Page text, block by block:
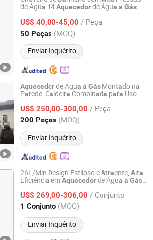
de Água 14Aquecedorde Água a Gás
US$ 40,00-45,00 / Peça
50 Peças (MOQ)
Enviar Inquérito
Electrical Appliances Co., Ltd.
Desde 2020
Aquecedorde Água a Gás Montado na
Parede, Caldeira Combinada para Uso
US$ 250,00-300,00 / Peça
200 Peças (MOQ)
Enviar Inquérito
(Shenzhen) Co., Ltd.
Desde 2018
26L/Min Design Estiloso eAtraente, Alta
Eficiência emAquecedorde Água a Gás
US$ 269,00-306,00 / Conjunto
1 Conjunto (MOQ)
Enviar Inquérito
Heating Technology Co., Ltd
Desde 2025